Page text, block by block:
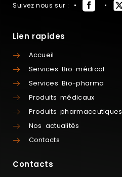
Suivez nous sur :
Lien rapides
Accueil
Services Bio-médical
Services Bio-pharma
Produits médicaux
Produits pharmaceutiques
Nos actualités
Contacts
Contacts